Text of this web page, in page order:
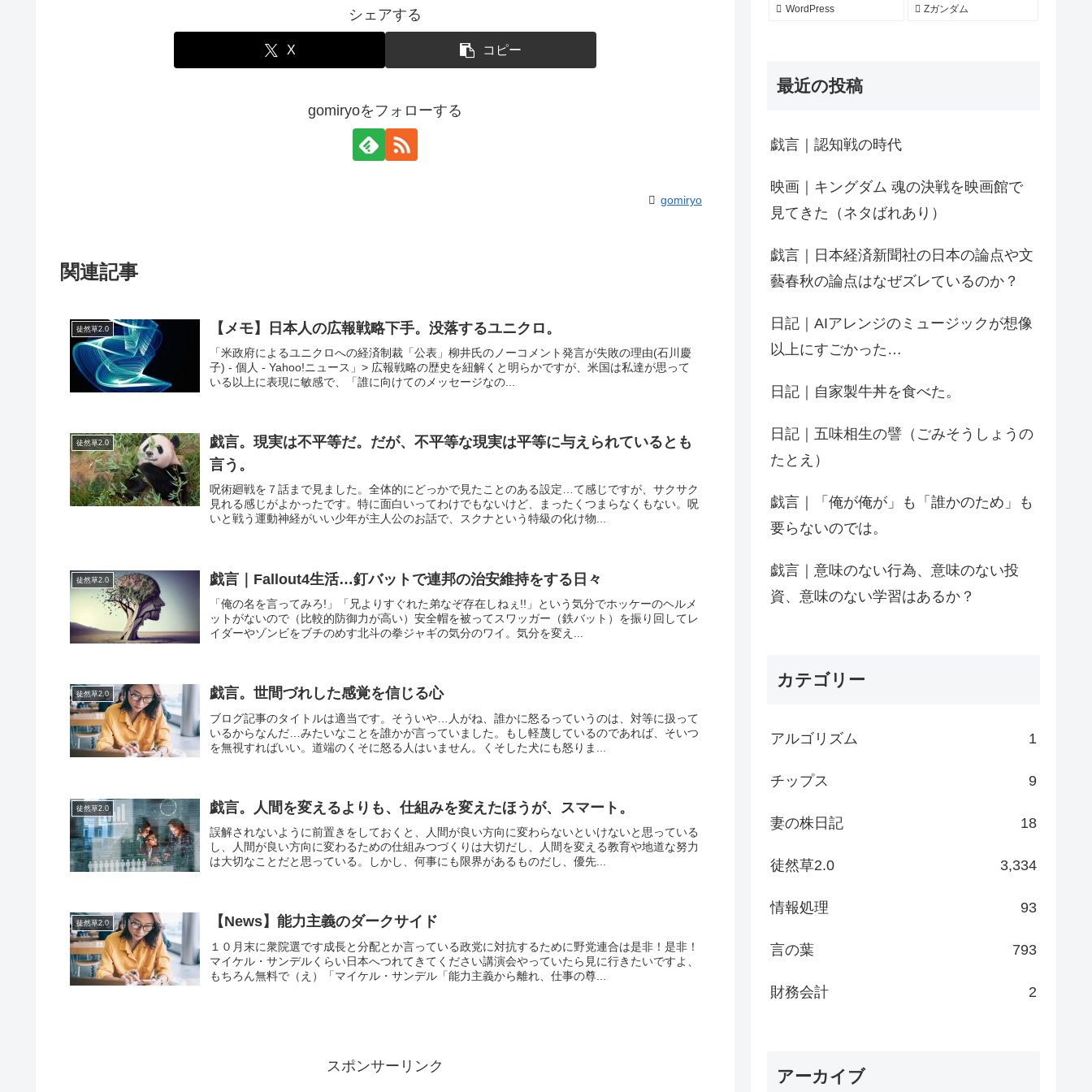
シェアする
X コピー
gomiryoをフォローする
gomiryo
関連記事
徒然草2.0 【メモ】日本人の広報戦略下手。没落するユニクロ。
「米政府によるユニクロへの経済制裁「公表」柳井氏のノーコメント発言が失敗の理由(石川慶
子) - 個人 - Yahoo!ニュース」> 広報戦略の歴史を紐解くと明らかですが、米国は私達が思って
いる以上に表現に敏感で、「誰に向けてのメッセージなの...
徒然草2.0
戯言。現実は不平等だ。だが、不平等な現実は平等に与えられているとも
言う。
呪術廻戦を７話まで見ました。全体的にどっかで見たことのある設定…て感じですが、サクサク
見れる感じがよかったです。特に面白いってわけでもないけど、まったくつまらなくもない。呪
いと戦う運動神経がいい少年が主人公のお話で、スクナという特級の化け物...
徒然草2.0 戯言｜Fallout4生活…釘バットで連邦の治安維持をする日々
「俺の名を言ってみろ!」「兄よりすぐれた弟なぞ存在しねぇ!!」という気分でホッケーのヘルメ
ットがないので（比較的防御力が高い）安全帽を被ってスワッガー（鉄バット）を振り回してレ
イダーやゾンビをブチのめす北斗の拳ジャギの気分のワイ。気分を変え...
徒然草2.0 戯言。世間づれした感覚を信じる心
ブログ記事のタイトルは適当です。そういや…人がね、誰かに怒るっていうのは、対等に扱って
いるからなんだ…みたいなことを誰かが言っていました。もし軽蔑しているのであれば、そいつ
を無視すればいい。道端のくそに怒る人はいません。くそした犬にも怒りま...
徒然草2.0 戯言。人間を変えるよりも、仕組みを変えたほうが、スマート。
誤解されないように前置きをしておくと、人間が良い方向に変わらないといけないと思っている
し、人間が良い方向に変わるための仕組みつづくりは大切だし、人間を変える教育や地道な努力
は大切なことだと思っている。しかし、何事にも限界があるものだし、優先...
徒然草2.0 【News】能力主義のダークサイド
１０月末に衆院選です成長と分配とか言っている政党に対抗するために野党連合は是非！是非！
マイケル・サンデルくらい日本へつれてきてください講演会やっていたら見に行きたいですよ、
もちろん無料で（え）「マイケル・サンデル「能力主義から離れ、仕事の尊...
スポンサーリンク
WordPress Zガンダム
最近の投稿
戯言｜認知戦の時代
映画｜キングダム 魂の決戦を映画館で
見てきた（ネタばれあり）
戯言｜日本経済新聞社の日本の論点や文
藝春秋の論点はなぜズレているのか？
日記｜AIアレンジのミュージックが想像
以上にすごかった…
日記｜自家製牛丼を食べた。
日記｜五味相生の譬（ごみそうしょうの
たとえ）
戯言｜「俺が俺が」も「誰かのため」も
要らないのでは。
戯言｜意味のない行為、意味のない投
資、意味のない学習はあるか？
カテゴリー
アルゴリズム 1
チップス 9
妻の株日記 18
徒然草2.0 3,334
情報処理 93
言の葉 793
財務会計 2
アーカイブ